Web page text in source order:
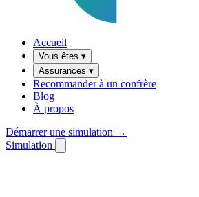
Accueil
Vous êtes ▾
Assurances ▾
Recommander à un confrère
Blog
À propos
Démarrer une simulation →
Simulation